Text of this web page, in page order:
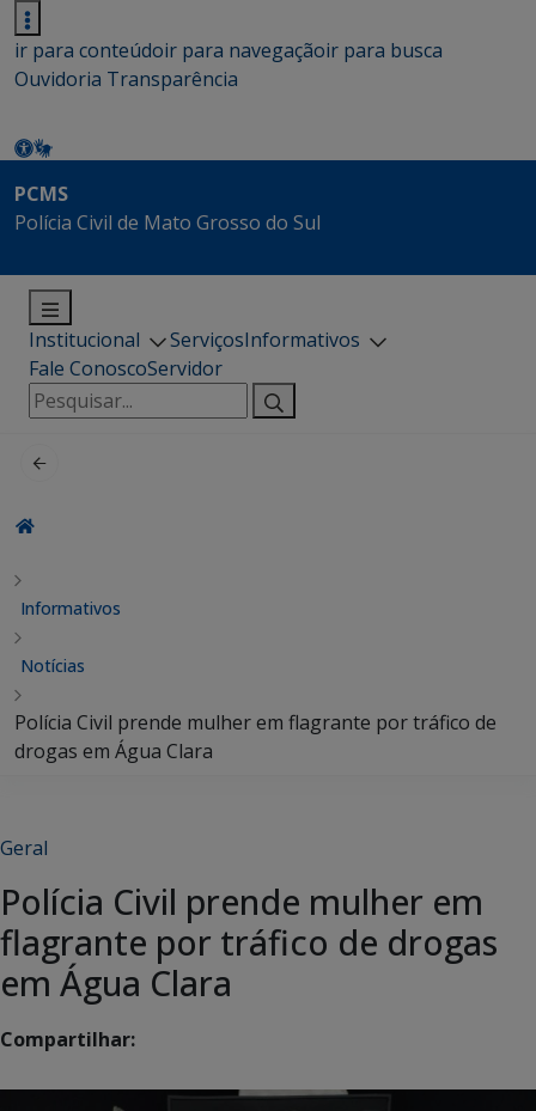
ir para conteúdoir para navegaçãoir para busca
Ouvidoria Transparência
PCMS
Polícia Civil de Mato Grosso do Sul
Institucional ServiçosInformativos
Fale ConoscoServidor
Pesquisar
por:
Informativos
Notícias
Polícia Civil prende mulher em flagrante por tráfico de
drogas em Água Clara
Geral
Polícia Civil prende mulher em
flagrante por tráfico de drogas
em Água Clara
Compartilhar: